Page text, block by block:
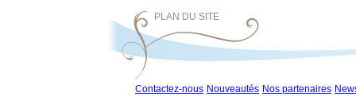
PLAN DU SITE
Contactez-nous Nouveautés Nos partenaires